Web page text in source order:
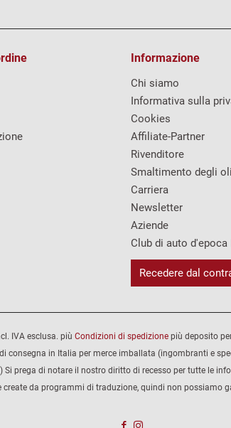
Informazione
Chi siamo
Informativa sulla
Cookies
Affiliate-Partner
Rivenditore
Smaltimento degli
Carriera
Newsletter
Aziende
Club di auto d'epoca
Recedere dal
IVA esclusa. più Condizioni di spedizionepiù deposito
consegna in Italia per merce imballata (ingombranti e
Si prega di notare il nostro diritto di recesso per tutte le
create da programmi di traduzione, quindi non possiamo